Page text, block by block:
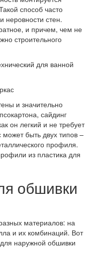
способ часто
неровности стен.
и причем, чем не
строительного
для ванной
и значительно
сайдинг
он легкий и не требует
быть двух типов –
профиля.
из пластика для
обшивки
материалов: на
и их комбинаций. Вот
наружной обшивки